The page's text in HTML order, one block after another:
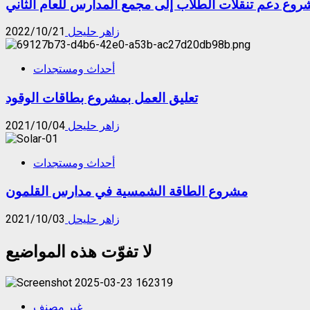
دعم تنقلات الطلاب إلى مجمع المدارس للعام الثاني
زاهر حليحل 2022/10/21
أحداث ومستجدات
تعليق العمل بمشروع بطاقات الوقود
زاهر حليحل 2021/10/04
أحداث ومستجدات
مشروع الطاقة الشمسية في مدارس القلمون
زاهر حليحل 2021/10/03
لا تفوّت هذه المواضيع
غير مصنف